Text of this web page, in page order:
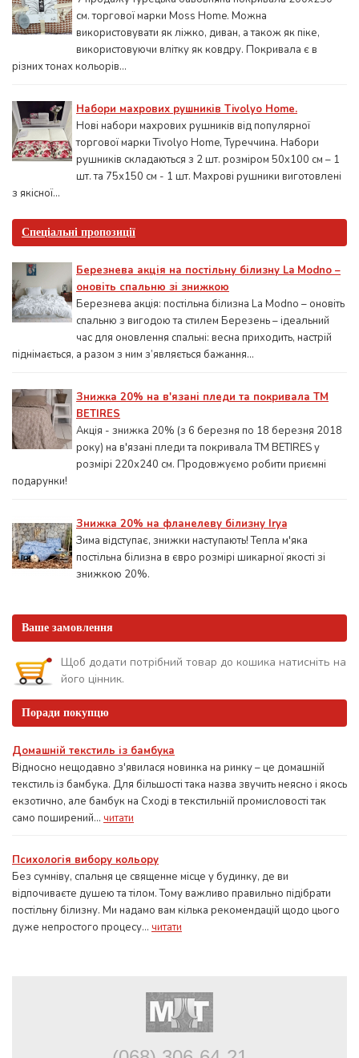
см. торгової марки Moss Home. Можна
використовувати як ліжко, диван, а також як піке,
використовуючи влітку як ковдру. Покривала є в
різних тонах кольорів...
Набори махрових рушників Tivolyo Home.
Нові набори махрових рушників від популярної
торгової марки Tivolyo Home, Туреччина. Набори
рушників складаються з 2 шт. розміром 50x100 см – 1
шт. та 75х150 см - 1 шт. Махрові рушники виготовлені
з якісної...
Спеціальні пропозиції
Березнева акція на постільну білизну La Modno –
оновіть спальню зі знижкою
Березнева акція: постільна білизна La Modno – оновіть
спальню з вигодою та стилем Березень – ідеальний
час для оновлення спальні: весна приходить, настрій
піднімається, а разом з ним з’являється бажання...
Знижка 20% на в'язані пледи та покривала ТМ
BETIRES
Акція - знижка 20% (з 6 березня по 18 березня 2018
року) на в'язані пледи та покривала ТМ BETIRES у
розмірі 220х240 см. Продовжуємо робити приємні
подарунки!
Знижка 20% на фланелеву білизну Irya
Зима відступає, знижки наступають! Тепла м'яка
постільна білизна в євро розмірі шикарної якості зі
знижкою 20%.
Ваше замовлення
Щоб додати потрібний товар до кошика натисніть на
його цінник.
Поради покупцю
Домашній текстиль із бамбука
Відносно нещодавно з'явилася новинка на ринку – це домашній
текстиль із бамбука. Для більшості така назва звучить неясно і якось
екзотично, але бамбук на Сході в текстильній промисловості так
само поширений... читати
Психологія вибору кольору
Без сумніву, спальня це священне місце у будинку, де ви
відпочиваєте душею та тілом. Тому важливо правильно підібрати
постільну білизну. Ми надамо вам кілька рекомендацій щодо цього
дуже непростого процесу... читати